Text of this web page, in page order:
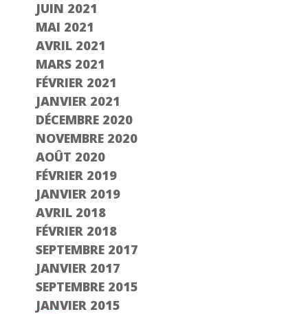
JUIN 2021
MAI 2021
AVRIL 2021
MARS 2021
FÉVRIER 2021
JANVIER 2021
DÉCEMBRE 2020
NOVEMBRE 2020
AOÛT 2020
FÉVRIER 2019
JANVIER 2019
AVRIL 2018
FÉVRIER 2018
SEPTEMBRE 2017
JANVIER 2017
SEPTEMBRE 2015
JANVIER 2015